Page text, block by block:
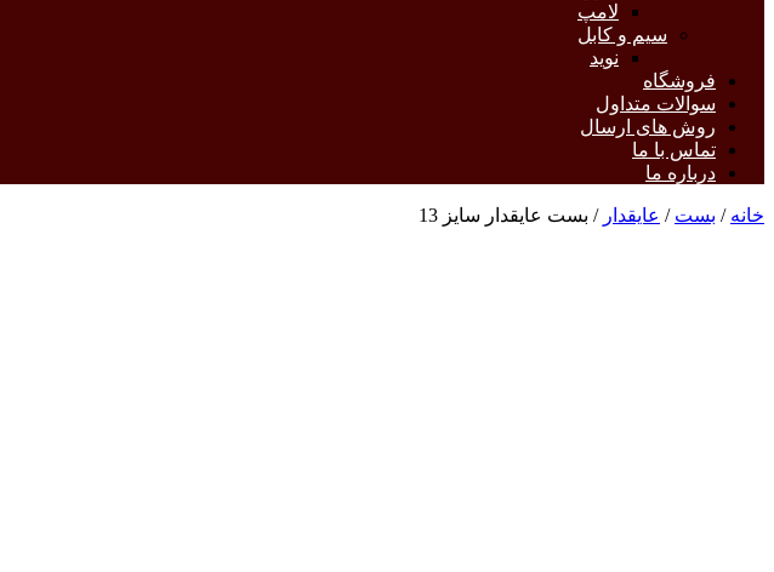
لامپ
سیم و کابل
نوید
فروشگاه
سوالات متداول
روش های ارسال
تماس با ما
درباره ما
خانه / بست / عایقدار / بست عایقدار سایز 13